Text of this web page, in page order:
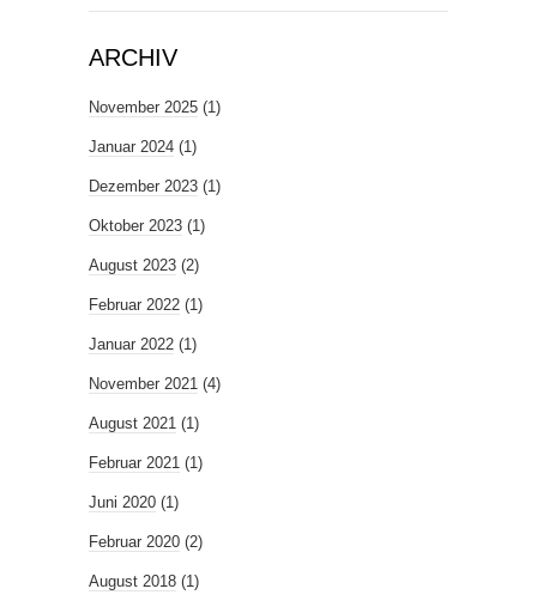
ARCHIV
November 2025 (1)
Januar 2024 (1)
Dezember 2023 (1)
Oktober 2023 (1)
August 2023 (2)
Februar 2022 (1)
Januar 2022 (1)
November 2021 (4)
August 2021 (1)
Februar 2021 (1)
Juni 2020 (1)
Februar 2020 (2)
August 2018 (1)